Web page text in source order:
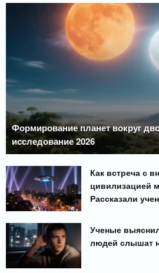
Формирование планет вокруг
исследование 2026
Как встреча с
цивилизацией
Рассказали
Ученые
людей слышат